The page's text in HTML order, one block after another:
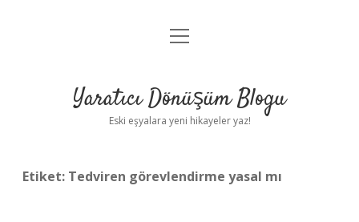
Anasayfa
Yasal Uyarı
menüyü
Yaratıcı Dönüşüm Blogu
Eski eşyalara yeni hikayeler yaz!
Etiket: Tedviren görevlendirme yasal mı